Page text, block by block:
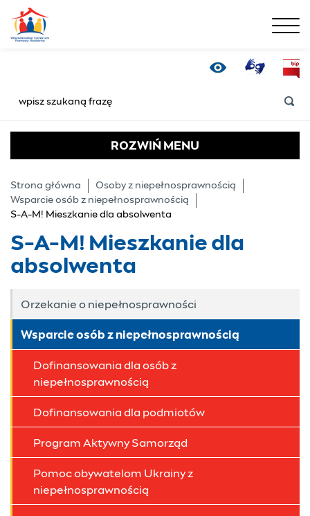
S-A-M! Mieszkanie
Tłumacz Online
ROZWIŃ MENU
Strona główna
Osoby z niepełnosprawnością
Wsparcie osób z niepełnosprawnością
S-A-M! Mieszkanie dla absolwenta
S-A-M! Mieszkanie dla
absolwenta
Orzekanie o niepełnosprawności
Wsparcie osób z niepełnosprawnością
Dofinansowania dla osób z
niepełnosprawnością
Dofinansowania dla podmiotów
Program Aktywny Samorząd
Pomoc obywatelom Ukrainy z
niepełnosprawnością